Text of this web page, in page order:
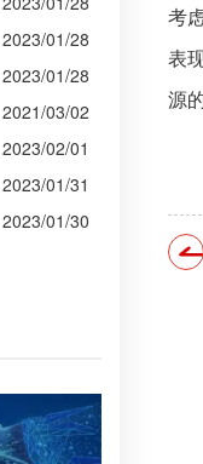
考
表
源
2023/01/28
2023/01/28
2021/03/02
2023/02/01
2023/01/31
2023/01/30